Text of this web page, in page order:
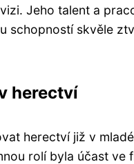
Jeho talent a
schopností skvěle
herectví
herectví již v
rolí byla účast ve